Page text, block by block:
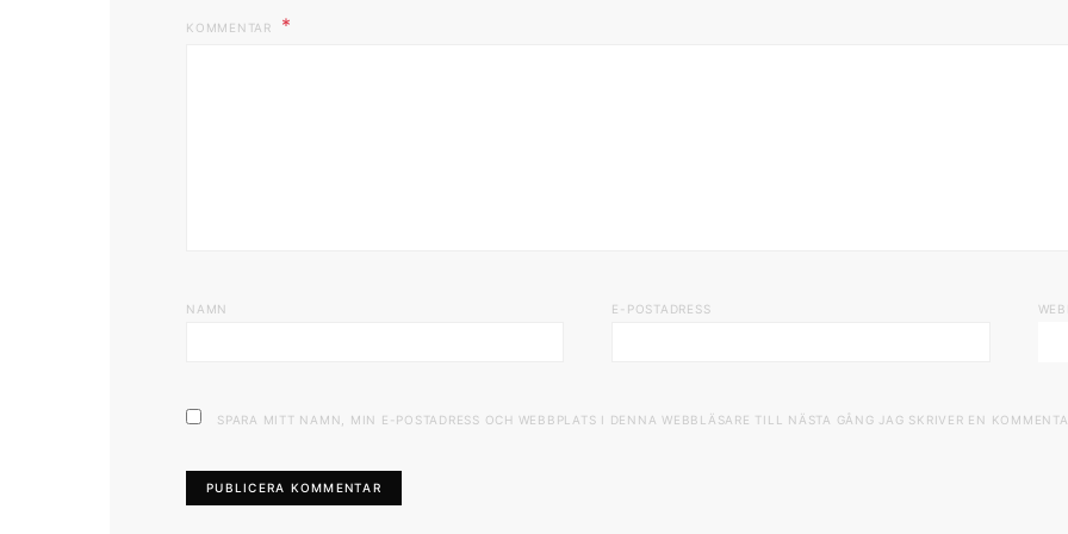
KOMMENTAR
NAMN E-POSTADRESS
SPARA MITT NAMN, MIN E-POSTADRESS OCH WEBBPLATS I DENNA WEBBLÄSARE TILL NÄSTA GÅNG JAG SKRIVER EN